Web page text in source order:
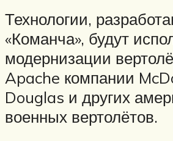
Технологии,
«Команча», будут
модернизации
Apache компании
Douglas и других
военных вертолётов.